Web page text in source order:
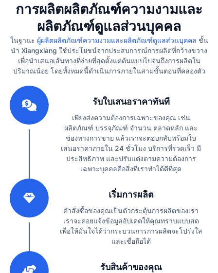
การผลิตผลิตภัณฑ์ความงามและ
ผลิตภัณฑ์ดูแลส่วนบุคคล
ในฐานะ ผู้ผลิตผลิตภัณฑ์ความงามและผลิตภัณฑ์ดูแลส่วนบุคคล ชั้น
นำ Xiangxiang ใช้ประโยชน์จากประสบการณ์การผลิตที่กว้างขวาง
เพื่อนำเสนอเส้นทางที่ง่ายที่สุดตั้งแต่ต้นแบบไปจนถึงการผลิตใน
ปริมาณน้อย โดยทั้งหมดนี้ดำเนินการภายในสามขั้นตอนที่คล่องตัว
รับใบเสนอราคาทันที
เพียงส่งความต้องการเฉพาะของคุณ เช่น
ผลิตภัณฑ์ บรรจุภัณฑ์ จำนวน ตลาดหลัก และ
ช่องทางการขาย แล้วเราจะตอบกลับพร้อมใบ
เสนอราคาภายใน 24 ชั่วโมง บริการที่รวดเร็ว มี
ประสิทธิภาพ และปรับแต่งตามความต้องการ
เฉพาะบุคคลคือสิ่งที่เราทำได้ดีที่สุด
เริ่มการผลิต
คำสั่งซื้อของคุณเป็นตัวกระตุ้นการผลิตของเรา
เราจะคอยแจ้งข้อมูลอัปเดตให้คุณทราบแบบสด
เพื่อให้มั่นใจได้ว่ากระบวนการการผลิตจะโปร่งใส
และเชื่อถือได้
รับสินค้าของคุณ